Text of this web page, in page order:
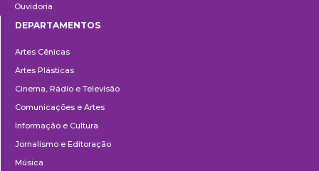
Ouvidoria
DEPARTAMENTOS
Artes Cênicas
Artes Plásticas
Cinema, Rádio e Televisão
Comunicações e Artes
Informação e Cultura
Jornalismo e Editoração
Música